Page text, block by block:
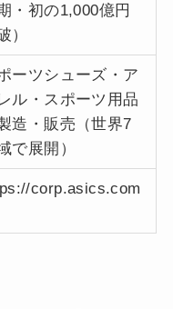
・初の1,000億円
）
ーツシューズ・ア
ル・スポーツ用品
造・販売（世界7
で展開）
corp.asics.com